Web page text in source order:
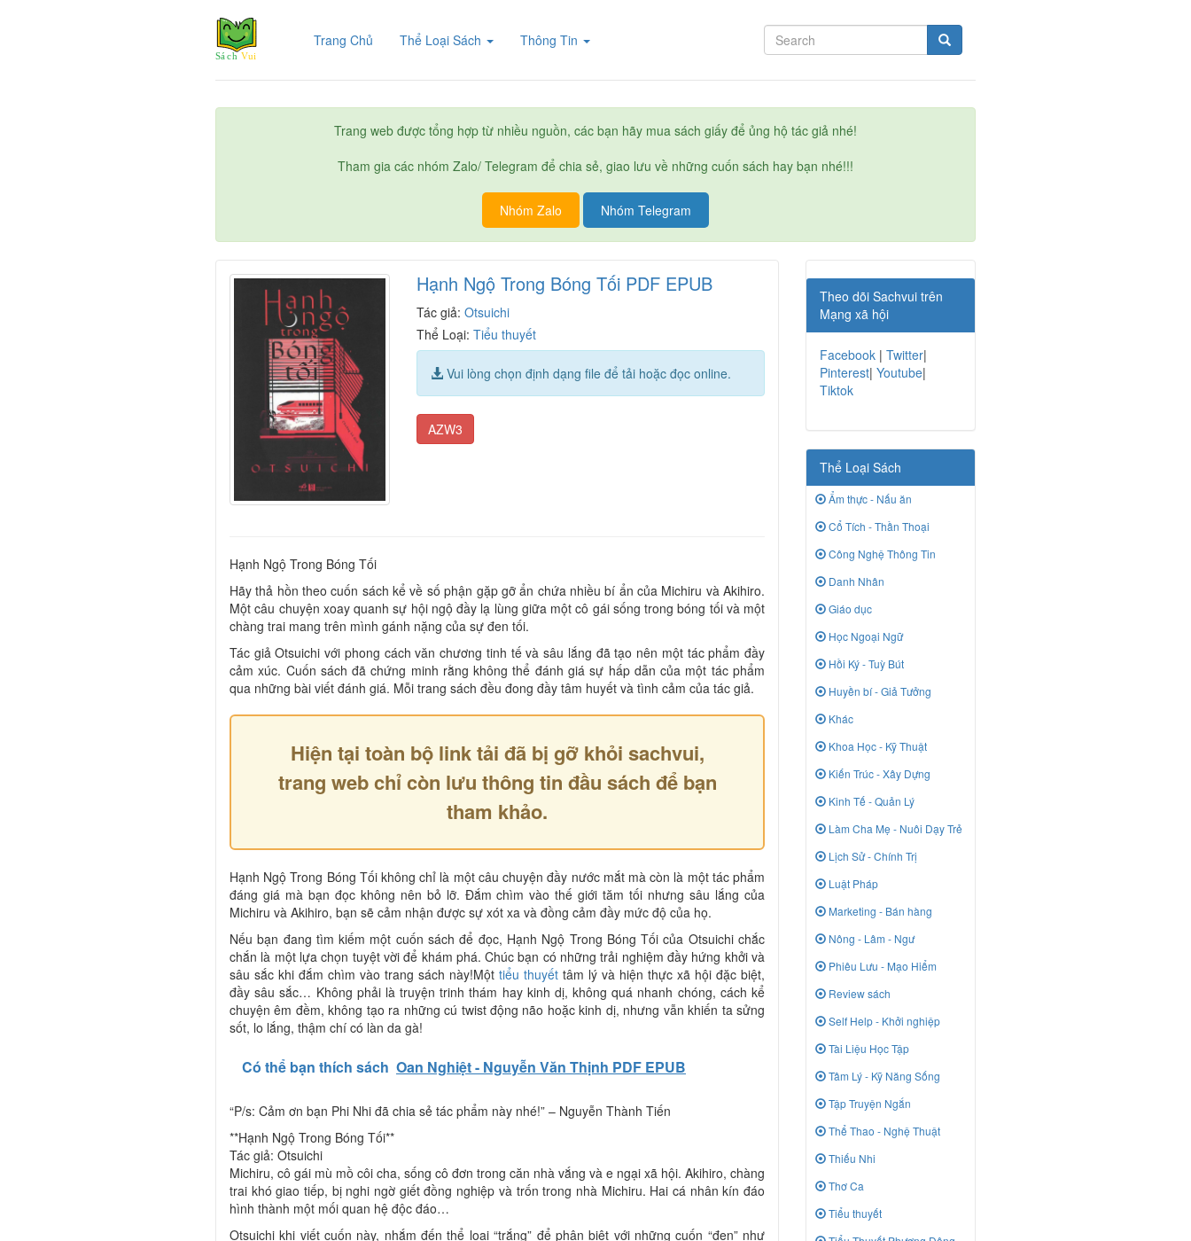
Trang Chủ (current)Thể Loại Sách Thông Tin
Trang web được tổng hợp từ nhiều nguồn, các bạn hãy mua sách giấy để ủng hộ tác giả nhé!
Tham gia các nhóm Zalo/ Telegram để chia sẻ, giao lưu về những cuốn sách hay bạn nhé!!!
Nhóm Zalo Nhóm Telegram
Hạnh Ngộ Trong Bóng Tối PDF EPUB
Tác giả:Otsuichi
Thể Loại:Tiểu thuyết
Vui lòng chọn định dạng file để tải hoặc đọc online.
AZW3
Hạnh Ngộ Trong Bóng Tối
Hãy thả hồn theo cuốn sách kể về số phận gặp gỡ ẩn chứa nhiều bí ẩn của Michiru và Akihiro.
Một câu chuyện xoay quanh sự hội ngộ đầy lạ lùng giữa một cô gái sống trong bóng tối và một
chàng trai mang trên mình gánh nặng của sự đen tối.
Tác giả Otsuichi với phong cách văn chương tinh tế và sâu lắng đã tạo nên một tác phẩm đầy
cảm xúc. Cuốn sách đã chứng minh rằng không thể đánh giá sự hấp dẫn của một tác phẩm
qua những bài viết đánh giá. Mỗi trang sách đều đong đầy tâm huyết và tình cảm của tác giả.
Hiện tại toàn bộ link tải đã bị gỡ khỏi sachvui,
trang web chỉ còn lưu thông tin đầu sách để bạn
tham khảo.
Hạnh Ngộ Trong Bóng Tối không chỉ là một câu chuyện đầy nước mắt mà còn là một tác phẩm
đáng giá mà bạn đọc không nên bỏ lỡ. Đắm chìm vào thế giới tăm tối nhưng sâu lắng của
Michiru và Akihiro, bạn sẽ cảm nhận được sự xót xa và đồng cảm đầy mức độ của họ.
Nếu bạn đang tìm kiếm một cuốn sách để đọc, Hạnh Ngộ Trong Bóng Tối của Otsuichi chắc
chắn là một lựa chọn tuyệt vời để khám phá. Chúc bạn có những trải nghiệm đầy hứng khởi và
sâu sắc khi đắm chìm vào trang sách này!Một tiểu thuyết tâm lý và hiện thực xã hội đặc biệt,
đầy sâu sắc… Không phải là truyện trinh thám hay kinh dị, không quá nhanh chóng, cách kể
chuyện êm đềm, không tạo ra những cú twist động não hoặc kinh dị, nhưng vẫn khiến ta sửng
sốt, lo lắng, thậm chí có làn da gà!
Có thể bạn thích sách Oan Nghiệt - Nguyễn Văn Thịnh PDF EPUB
“P/s: Cảm ơn bạn Phi Nhi đã chia sẻ tác phẩm này nhé!” – Nguyễn Thành Tiến
**Hạnh Ngộ Trong Bóng Tối**
Tác giả: Otsuichi
Michiru, cô gái mù mồ côi cha, sống cô đơn trong căn nhà vắng và e ngại xã hội. Akihiro, chàng
trai khó giao tiếp, bị nghi ngờ giết đồng nghiệp và trốn trong nhà Michiru. Hai cá nhân kín đáo
hình thành một mối quan hệ độc đáo…
Otsuichi khi viết cuốn này, nhắm đến thể loại “trắng” để phân biệt với những cuốn “đen” như
Theo dõi Sachvui trên
Mạng xã hội
Facebook | Twitter|
Pinterest| Youtube|
Tiktok
Thể Loại Sách
Ẩm thực - Nấu ăn
Cổ Tích - Thần Thoại
Công Nghệ Thông Tin
Danh Nhân
Giáo dục
Học Ngoại Ngữ
Hồi Ký - Tuỳ Bút
Huyền bí - Giả Tưởng
Khác
Khoa Học - Kỹ Thuật
Kiến Trúc - Xây Dựng
Kinh Tế - Quản Lý
Làm Cha Mẹ - Nuôi Dạy Trẻ
Lịch Sử - Chính Trị
Luật Pháp
Marketing - Bán hàng
Nông - Lâm - Ngư
Phiêu Lưu - Mạo Hiểm
Review sách
Self Help - Khởi nghiệp
Tài Liệu Học Tập
Tâm Lý - Kỹ Năng Sống
Tập Truyện Ngắn
Thể Thao - Nghệ Thuật
Thiếu Nhi
Thơ Ca
Tiểu thuyết